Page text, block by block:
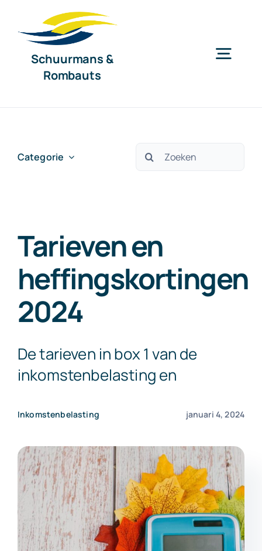
naar
Schuurmans &
Rombauts
Exact Online
Categorie
Zoeken
Tarieven en
heffingskortingen
2024
De tarieven in box 1 van de
inkomstenbelasting en
Inkomstenbelasting januari 4, 2024